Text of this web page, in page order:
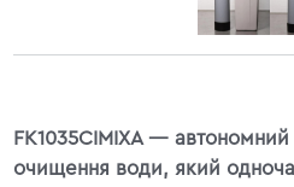
FK1035CIMIXA —
очищення води, який